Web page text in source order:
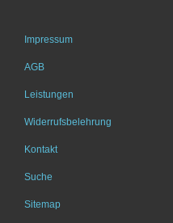
Impressum
AGB
Leistungen
Widerrufsbelehrung
Kontakt
Suche
Sitemap